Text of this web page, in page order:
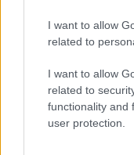
I want to allow
related to
I want to allow
related to
functionality and
user protection.
ismétlés
kompozíciós
extrával dúsított
hangzásának
strukturális
igénybe veszi a